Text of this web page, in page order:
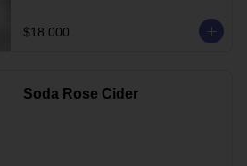
$18.000
Soda Rose Cider